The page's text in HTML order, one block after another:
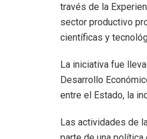
través de la
sector productivo
científicas y
La iniciativa fue
Desarrollo
entre el Estado, la
Las actividades de